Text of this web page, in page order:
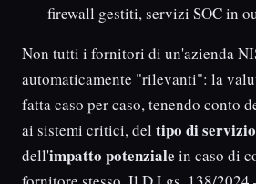
firewall gestiti, servizi SOC in
Non tutti i fornitori di un'azienda
automaticamente "rilevanti": la
fatta caso per caso, tenendo conto
ai sistemi critici, del tipo di
dell'impatto potenziale in caso di